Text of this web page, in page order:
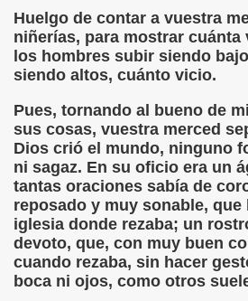
Huelgo de contar a vuestra
niñerías, para mostrar cuánta
los hombres subir siendo
siendo altos, cuánto vicio.
Pues, tornando al bueno de
sus cosas, vuestra merced
Dios crió el mundo, ninguno
ni sagaz. En su oficio era un
tantas oraciones sabía de
reposado y muy sonable, que
iglesia donde rezaba; un
devoto, que, con muy buen
cuando rezaba, sin hacer
boca ni ojos, como otros
del Monumento a Luis
Baquero, Conferencia (David
de Obstáculos (Juurmaa, J.)
de Escritura Táctil para
de Hombres Ilustres de París
150è Aniversari mort de Louis
Maestro (F. Javier Bernal García)
Vicente (F. Javier Bernal)